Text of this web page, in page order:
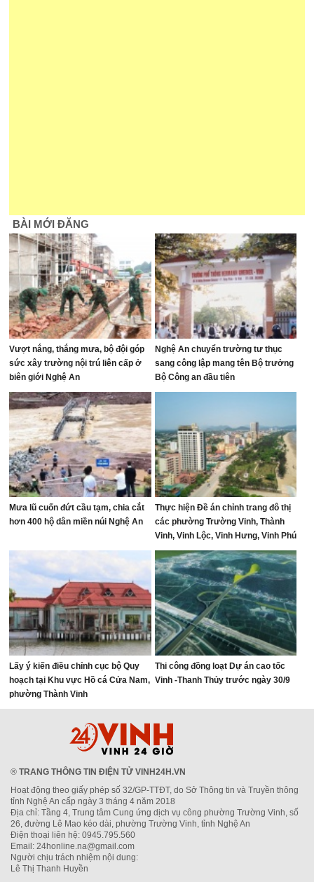
BÀI MỚI ĐĂNG
Vượt nắng, thắng mưa, bộ đội góp
sức xây trường nội trú liên cấp ở
biên giới Nghệ An
Nghệ An chuyển trường tư thục
sang công lập mang tên Bộ trưởng
Bộ Công an đầu tiên
Mưa lũ cuốn đứt cầu tạm, chia cắt
hơn 400 hộ dân miền núi Nghệ An
Thực hiện Đề án chỉnh trang đô thị
các phường Trường Vinh, Thành
Vinh, Vinh Lộc, Vinh Hưng, Vinh Phú
và Cửa Lò giai đoạn 2026 – 2030
Lấy ý kiến điều chỉnh cục bộ Quy
hoạch tại Khu vực Hồ cá Cửa Nam,
phường Thành Vinh
Thi công đồng loạt Dự án cao tốc
Vinh -Thanh Thủy trước ngày 30/9
® TRANG THÔNG TIN ĐIỆN TỬ VINH24H.VN
Hoạt động theo giấy phép số 32/GP-TTĐT, do Sở Thông tin và Truyền thông
tỉnh Nghệ An cấp ngày 3 tháng 4 năm 2018
Địa chỉ: Tầng 4, Trung tâm Cung ứng dịch vụ công phường Trường Vinh, số
26, đường Lê Mao kéo dài, phường Trường Vinh, tỉnh Nghệ An
Điện thoại liên hệ: 0945.795.560
Email: 24honline.na@gmail.com
Người chịu trách nhiệm nội dung:
Lê Thị Thanh Huyền